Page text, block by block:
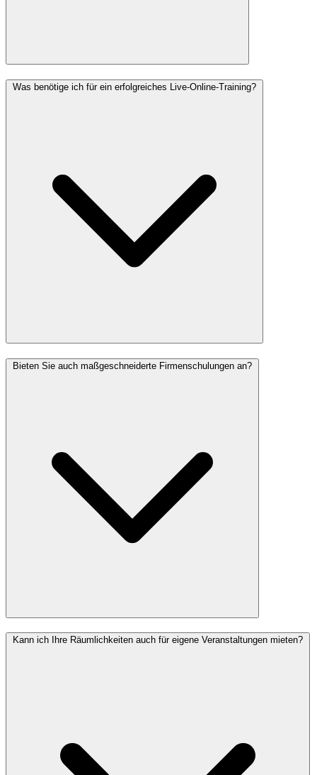
Was benötige ich für ein erfolgreiches Live-Online-Training?
Bieten Sie auch maßgeschneiderte Firmenschulungen an?
Kann ich Ihre Räumlichkeiten auch für eigene Veranstaltungen mieten?